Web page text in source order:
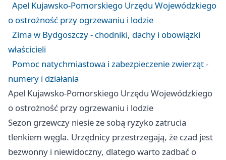
Apel Kujawsko-Pomorskiego Urzędu Wojewódzkiego
o ostrożność przy ogrzewaniu i lodzie
Zima w Bydgoszczy - chodniki, dachy i obowiązki
właścicieli
Pomoc natychmiastowa i zabezpieczenie zwierząt -
numery i działania
Apel Kujawsko-Pomorskiego Urzędu Wojewódzkiego
o ostrożność przy ogrzewaniu i lodzie
Sezon grzewczy niesie ze sobą ryzyko zatrucia
tlenkiem węgla. Urzędnicy przestrzegają, że czad jest
bezwonny i niewidoczny, dlatego warto zadbać o